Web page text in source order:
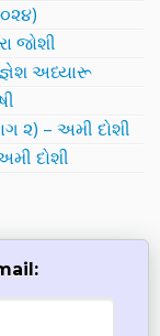
જોશી
અધ્યારૂ
૨) – અમી દોશી
દોશી